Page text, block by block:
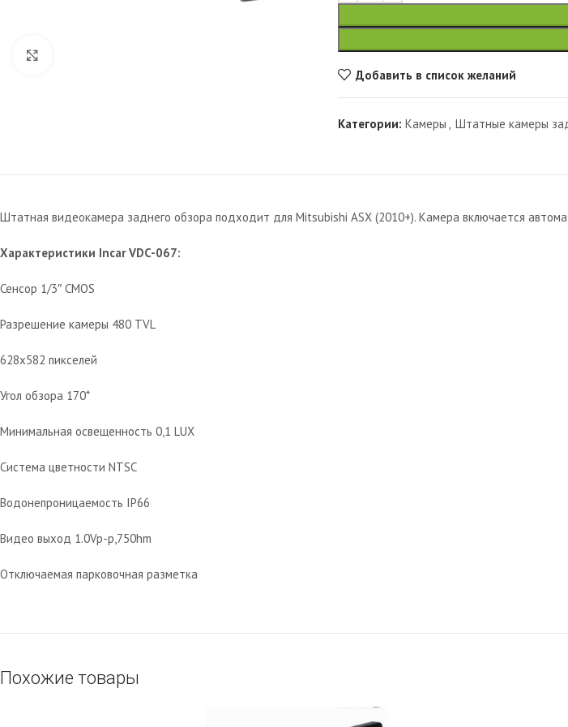
Добавить в список желаний
Категории: Камеры , Штатные камеры
Штатная видеокамера заднего обзора подходит для Mitsubishi ASX (2010+). Камера включается
Характеристики Incar VDC-067:
Сенсор 1/3″ CMOS
Разрешение камеры 480 TVL
628х582 пикселей
Угол обзора 170*
Минимальная освещенность 0,1 LUX
Система цветности NTSC
Водонепроницаемость IP66
Видео выход 1.0Vp-p,750hm
Отключаемая парковочная разметка
Похожие товары